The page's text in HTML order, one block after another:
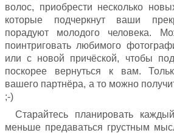
волос, приобрести несколько
которые подчеркнут ваши
порадуют молодого человека.
поинтриговать любимого
или с новой причёской, чтобы
поскорее вернуться к вам.
вашего партнёра, а то можно
;-)
Старайтесь планировать
меньше предаваться грустным